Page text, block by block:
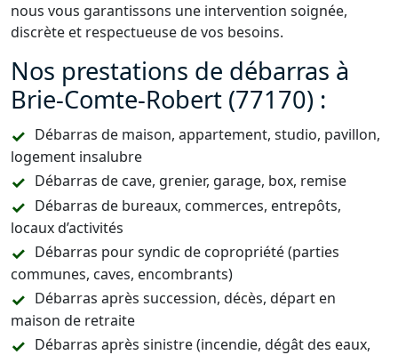
nous vous garantissons une intervention soignée,
discrète et respectueuse de vos besoins.
Nos prestations de débarras à
Brie-Comte-Robert (77170) :
Débarras de maison, appartement, studio, pavillon,
logement insalubre
Débarras de cave, grenier, garage, box, remise
Débarras de bureaux, commerces, entrepôts,
locaux d’activités
Débarras pour syndic de copropriété (parties
communes, caves, encombrants)
Débarras après succession, décès, départ en
maison de retraite
Débarras après sinistre (incendie, dégât des eaux,